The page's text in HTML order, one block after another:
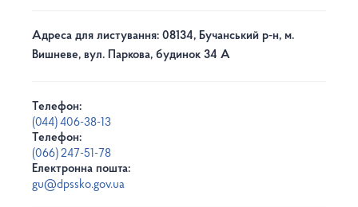
Адреса для листування: 08134, Бучанський р-н, м.
Вишневе, вул. Паркова, будинок 34 А
Телефон:
(044) 406-38-13
Телефон:
(066) 247-51-78
Електронна пошта:
gu@dpssko.gov.ua